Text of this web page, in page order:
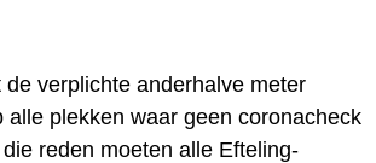
de verplichte anderhalve meter
alle plekken waar geen coronacheck
reden moeten alle Efteling-